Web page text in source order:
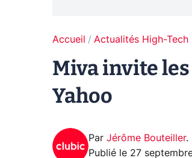
Accueil Actualités High-Tech
Miva invite
Yahoo
Par Jérôme Bouteiller.
Publié le 27